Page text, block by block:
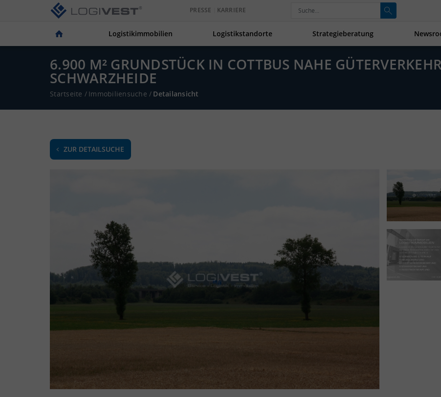
PRESSE KARRIERE
Logistikimmobilien Logistikstandorte Strategieberatung
6.900 M² GRUNDSTÜCK IN COTTBUS NAHE
SCHWARZHEIDE
Startseite / Immobiliensuche / Detailansicht
ZUR DETAILSUCHE